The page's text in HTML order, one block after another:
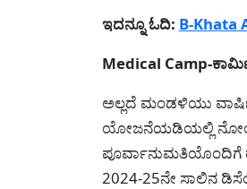
ಇದನ್ನೂ ಓದಿ: B-Khata
Medical Camp-
ಅಲ್ಲದೆ ಮಂಡಳಿಯು
ಯೋಜನೆಯಡಿಯಲ್ಲಿ
ಪೂರ್ವಾನುಮತಿಯೊಂದಿಗೆ
2024-25ನೇ ಸಾಲಿನ